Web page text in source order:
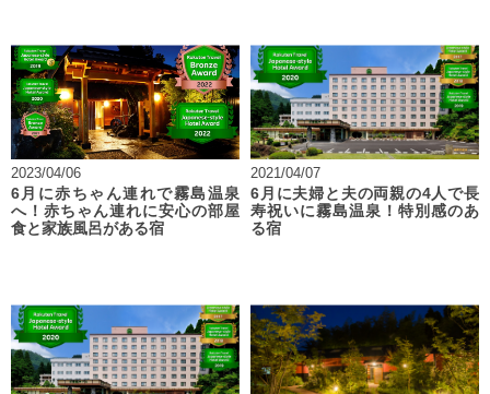
2023/04/06
6月に赤ちゃん連れで霧島温泉
へ！赤ちゃん連れに安心の部屋
食と家族風呂がある宿
2021/04/07
6月に夫婦と夫の両親の4人で長
寿祝いに霧島温泉！特別感のあ
る宿